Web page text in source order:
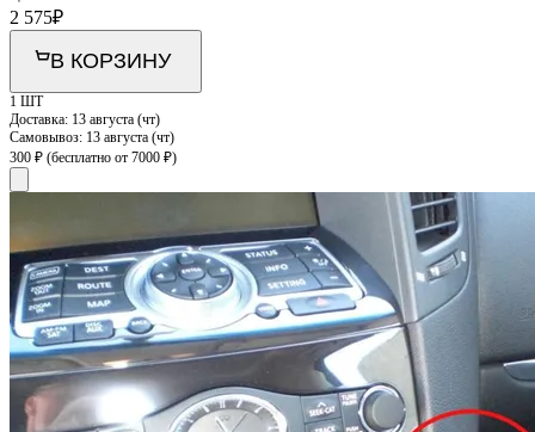
2 575₽
В КОРЗИНУ
1 ШТ
Доставка: 13 августа (чт)
Самовывоз: 13 августа (чт)
300 ₽ (бесплатно от 7000 ₽)